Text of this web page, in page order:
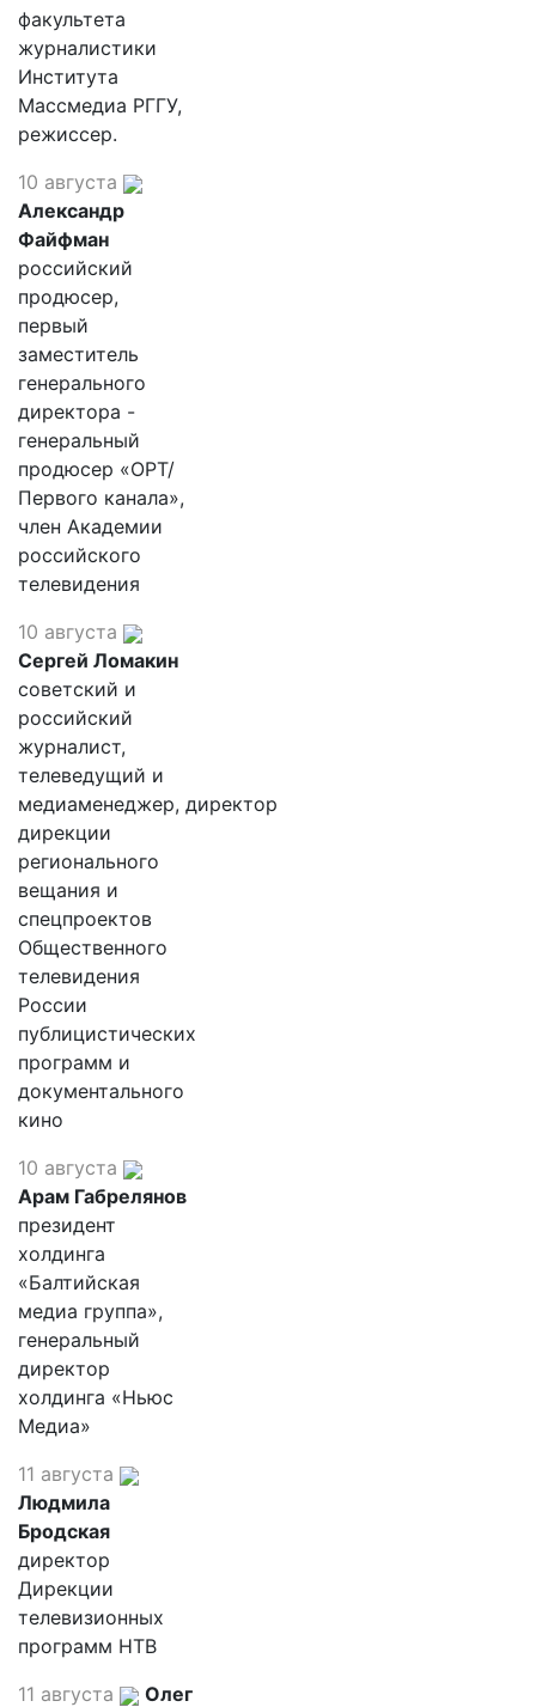
факультета
журналистики
Института
Массмедиа РГГУ,
режиссер.
10 августа
Александр
Файфман
российский
продюсер,
первый
заместитель
генерального
директора -
генеральный
продюсер «ОРТ/
Первого канала»,
член Академии
российского
телевидения
10 августа
Сергей Ломакин
советский и
российский
журналист,
телеведущий и
медиаменеджер, директор
дирекции
регионального
вещания и
спецпроектов
Общественного
телевидения
России
публицистических
программ и
документального
кино
10 августа
Арам Габрелянов
президент
холдинга
«Балтийская
медиа группа»,
генеральный
директор
холдинга «Ньюс
Медиа»
11 августа
Людмила
Бродская
директор
Дирекции
телевизионных
программ НТВ
11 августа
Олег